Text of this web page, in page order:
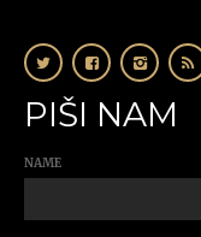
PIŠI NAM
NAME